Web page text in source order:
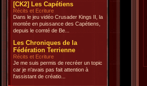
[CK2] Les Capétiens
Récits et Ecriture
Dans le jeu vidéo Crusader Kings II, la
montée en puissance des Capétiens,
depuis le comté de Be...
Les Chroniques de la
Fédération Terrienne
Récits et Ecriture
Je me suis permis de recréer un topic
car je n'avais pas fait attention à
l'assistant de créatio...